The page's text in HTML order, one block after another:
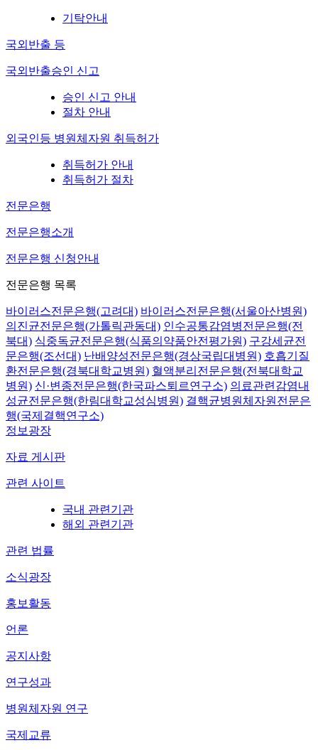
기탁안내
국외반출 등
국외반출승인 신고
승인 신고 안내
절차 안내
외국인등 병원체자원 취득허가
취득허가 안내
취득허가 절차
전문은행
전문은행소개
전문은행 신청안내
전문은행 목록
바이러스전문은행(고려대) 바이러스전문은행(서울아산병원)
의진균전문은행(가톨릭관동대) 인수공통감염병전문은행(전
북대) 식중독균전문은행(식품의약품안전평가원) 구강세균전
문은행(조선대) 난배양성전문은행(경상국립대병원) 호흡기질
환전문은행(경북대학교병원) 혈액분리전문은행(전북대학교
병원) 신·변종전문은행(한국파스퇴르연구소) 의료관련감염내
성균전문은행(한림대학교성심병원) 결핵균병원체자원전문은
행(국제결핵연구소)
정보광장
자료 게시판
관련 사이트
국내 관련기관
해외 관련기관
관련 법률
소식광장
홍보활동
언론
공지사항
연구성과
병원체자원 연구
국제교류